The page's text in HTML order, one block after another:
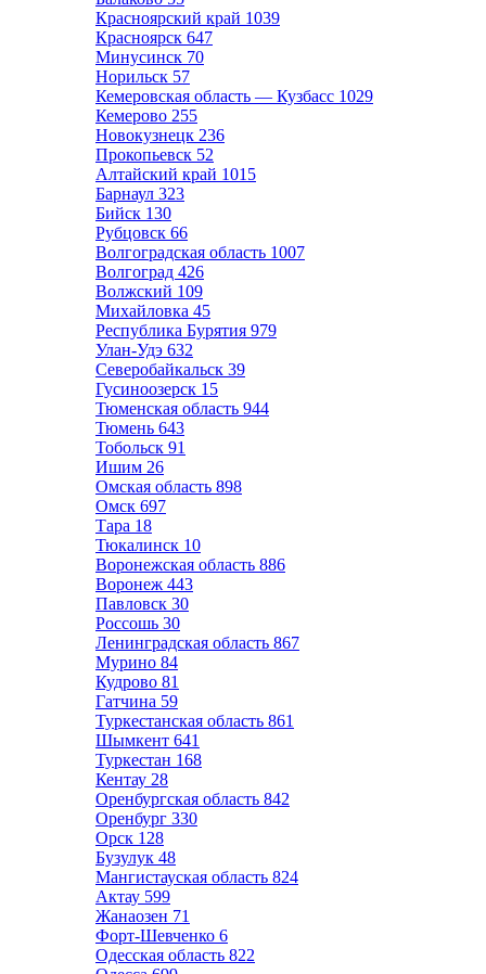
Красноярский край 1039
Красноярск 647
Минусинск 70
Норильск 57
Кемеровская область — Кузбасс 1029
Кемерово 255
Новокузнецк 236
Прокопьевск 52
Алтайский край 1015
Барнаул 323
Бийск 130
Рубцовск 66
Волгоградская область 1007
Волгоград 426
Волжский 109
Михайловка 45
Республика Бурятия 979
Улан-Удэ 632
Северобайкальск 39
Гусиноозерск 15
Тюменская область 944
Тюмень 643
Тобольск 91
Ишим 26
Омская область 898
Омск 697
Тара 18
Тюкалинск 10
Воронежская область 886
Воронеж 443
Павловск 30
Россошь 30
Ленинградская область 867
Мурино 84
Кудрово 81
Гатчина 59
Туркестанская область 861
Шымкент 641
Туркестан 168
Кентау 28
Оренбургская область 842
Оренбург 330
Орск 128
Бузулук 48
Мангистауская область 824
Актау 599
Жанаозен 71
Форт-Шевченко 6
Одесская область 822